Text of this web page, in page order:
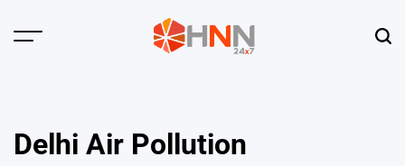
Menu
Delhi Air Pollution